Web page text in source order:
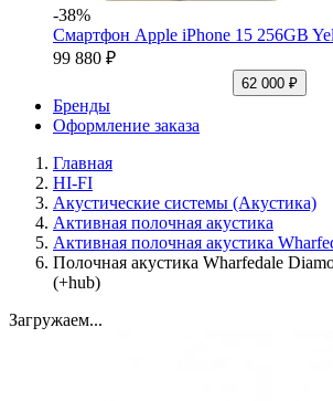
-38%
Смартфон Apple iPhone 15 256GB
99 880 ₽
62 000 ₽
Бренды
Оформление заказа
Главная
HI-FI
Акустические системы (Акустика)
Активная полочная акустика
Активная полочная акустика
Полочная акустика Wharfedale
(+hub)
Загружаем...